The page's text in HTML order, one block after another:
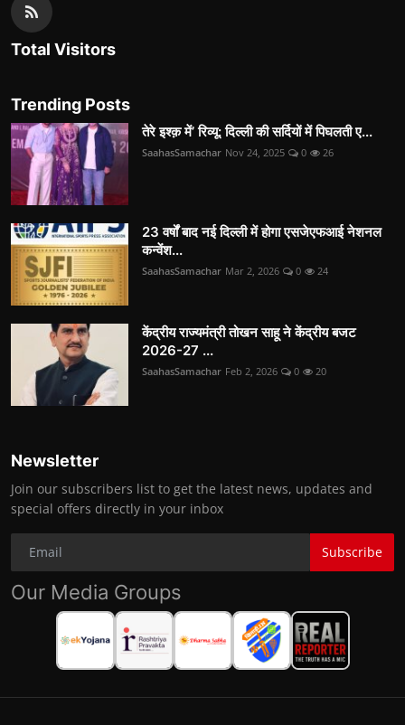
Total Visitors
Trending Posts
तेरे इश्क़ में’ रिव्यू: दिल्ली की सर्दियों में पिघलती ए...
SaahasSamachar Nov 24, 2025 0 26
23 वर्षों बाद नई दिल्ली में होगा एसजेएफआई नेशनल
कन्वेंश...
SaahasSamachar Mar 2, 2026 0 24
केंद्रीय राज्यमंत्री तोखन साहू ने केंद्रीय बजट
2026-27 ...
SaahasSamachar Feb 2, 2026 0 20
Newsletter
Join our subscribers list to get the latest news, updates and
special offers directly in your inbox
Subscribe
Our Media Groups